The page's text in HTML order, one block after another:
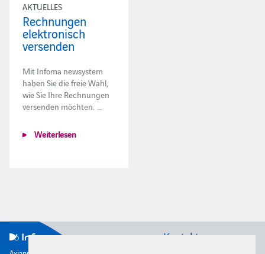
AKTUELLES
Rechnungen
elektronisch
versenden
Mit Infoma newsystem
haben Sie die freie Wahl,
wie Sie Ihre Rechnungen
versenden möchten. …
Weiterlesen
Kontakt